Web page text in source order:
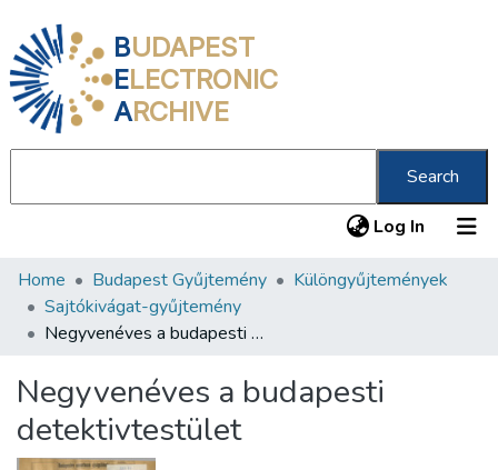
BUDAPEST
ELECTRONIC
ARCHIVE
Search
Log In (current)
Communities & Collections
All of DSpace
About us
Home Budapest Gyűjtemény
Különgyűjtemények
Sajtókivágat-gyűjtemény
Negyvenéves a budapesti detektivtestület
Negyvenéves a budapesti
detektivtestület